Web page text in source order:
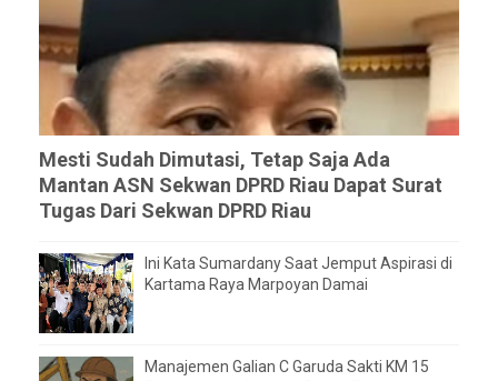
Mesti Sudah Dimutasi, Tetap Saja Ada
Mantan ASN Sekwan DPRD Riau Dapat Surat
Tugas Dari Sekwan DPRD Riau
Ini Kata Sumardany Saat Jemput Aspirasi di
Kartama Raya Marpoyan Damai
Manajemen Galian C Garuda Sakti KM 15